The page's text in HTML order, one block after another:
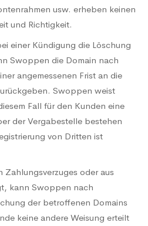
usw. erheben keinen
und Richtigkeit.
einer Kündigung die Löschung
Swoppen die Domain nach
angemessenen Frist an die
Swoppen weist
Fall für den Kunden eine
der Vergabestelle bestehen
von Dritten ist
Zahlungsverzuges oder aus
kann Swoppen nach
der betroffenen Domains
keine andere Weisung erteilt